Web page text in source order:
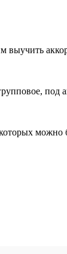
выучить
под
можно